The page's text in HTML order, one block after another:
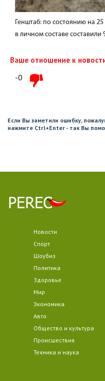
Генштаб: по состоянию на
в личном составе составили
Ваше отношение к
-0
Если Вы заметили ошибку,
нажмите Ctrl+Enter - так Вы
Новости
Спорт
Шоубиз
Политика
Здоровье
Мир
Экономика
Авто
Общество и культура
Происшествия
Техника и наука